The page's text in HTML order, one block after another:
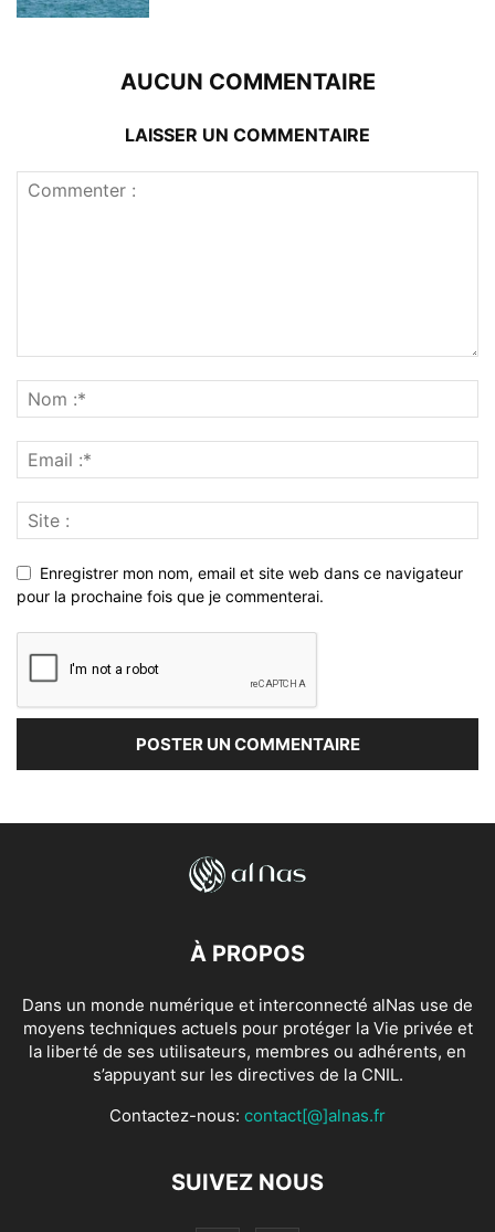
AUCUN COMMENTAIRE
LAISSER UN COMMENTAIRE
Enregistrer mon nom, email et site web dans ce navigateur
pour la prochaine fois que je commenterai.
À PROPOS
Dans un monde numérique et interconnecté alNas use de
moyens techniques actuels pour protéger la Vie privée et
la liberté de ses utilisateurs, membres ou adhérents, en
s’appuyant sur les directives de la CNIL.
Contactez-nous: contact[@]alnas.fr
SUIVEZ NOUS